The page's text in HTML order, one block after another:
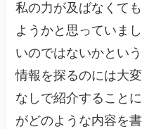
私の力が及ばなくて
ようかと思っていま
いのではないかとい
情報を探るのには大
なしで紹介すること
がどのような内容を